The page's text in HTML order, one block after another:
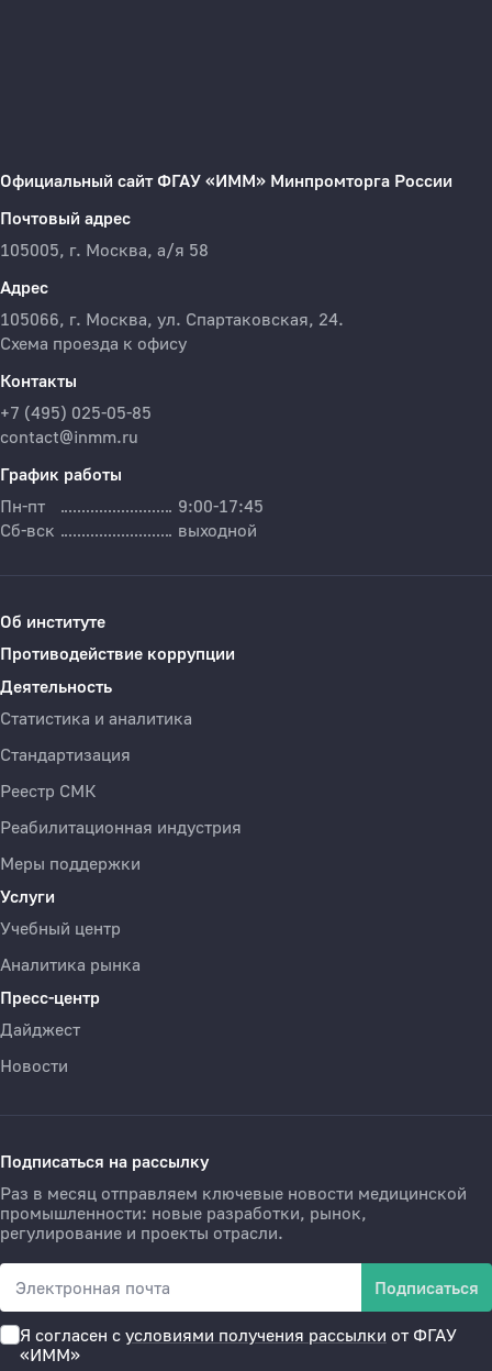
Официальный сайт ФГАУ «ИММ» Минпромторга России
Почтовый адрес
105005, г. Москва, а/я 58
Адрес
105066, г. Москва, ул. Спартаковская, 24.
Схема проезда к офису
Контакты
+7 (495) 025-05-85
contact@inmm.ru
График работы
Пн-пт
9:00-17:45
Сб-вск
выходной
Об институте
Противодействие коррупции
Деятельность
Статистика и аналитика
Стандартизация
Реестр СМК
Реабилитационная индустрия
Меры поддержки
Услуги
Учебный центр
Аналитика рынка
Пресс-центр
Дайджест
Новости
Подписаться на рассылку
Раз в месяц отправляем ключевые новости медицинской
промышленности: новые разработки, рынок,
регулирование и проекты отрасли.
E-mail
Подписаться
Я согласен с условиями получения рассылки от ФГАУ
«ИММ»